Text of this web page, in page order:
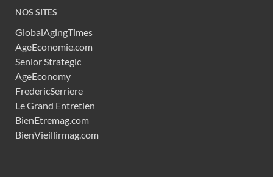
NOS SITES
GlobalAgingTimes
AgeEconomie.com
Senior Strategic
AgeEconomy
FredericSerriere
Le Grand Entretien
BienEtremag.com
BienVieillirmag.com